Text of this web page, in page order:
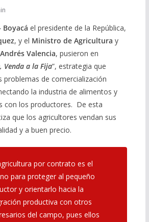
Boyacá el presidente de la República,
, y el Ministro de Agricultura y
Andrés Valencia, pusieron en
Venda a la Fija”, estrategia que
problemas de comercialización
la industria de alimentos y
con los productores. De esta
que los agricultores vendan sus
y a buen precio.
por contrato es el
para proteger al pequeño
y orientarlo hacia la
productiva con otros
del campo, pues ellos